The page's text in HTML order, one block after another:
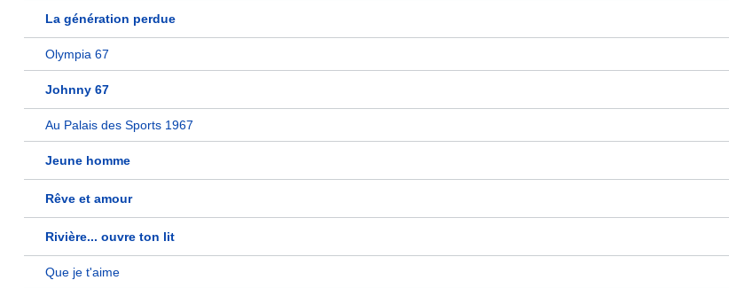
La génération perdue
Olympia 67
Johnny 67
Au Palais des Sports 1967
Jeune homme
Rêve et amour
Rivière... ouvre ton lit
Que je t'aime